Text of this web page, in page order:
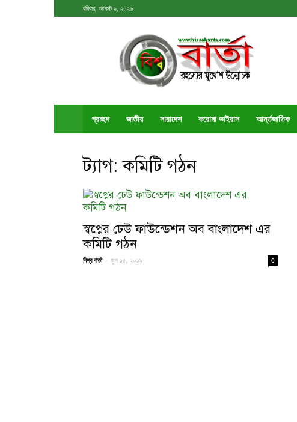
রবিবার, আগস্ট ৯, ২০২৬
বিশ্ববার্তা
প্রচ্ছদ জাতীয় সারাদেশ করোনা ভাইরাস আর্ন্তজাতিক
ট্যাগ: কমিটি গঠন
স্বপ্নের ঢেউ ফাউন্ডেশন অব বাংলাদেশ এর
কমিটি গঠন
বিশ্ব বার্তা - জুন ১৫, ২০১৯ 0